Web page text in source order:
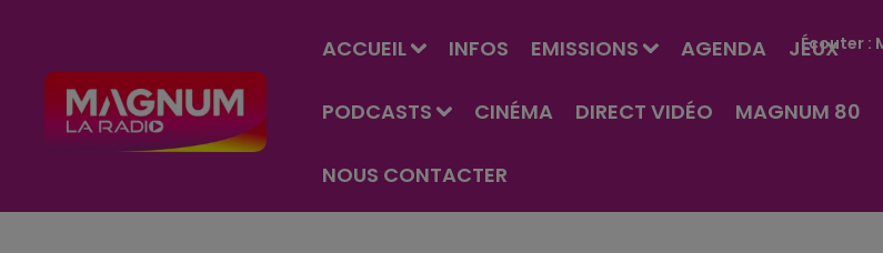
ACCUEIL INFOS EMISSIONS AGENDA JEUX
PODCASTS CINÉMA DIRECT VIDÉO MAGNUM 80
NOUS CONTACTER
Écouter :